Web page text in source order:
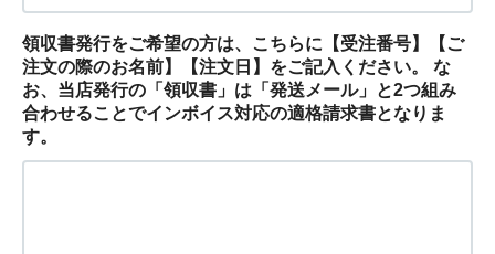
領収書発行をご希望の方は、こちらに【受注番号】【ご
注文の際のお名前】【注文日】をご記入ください。 な
お、当店発行の「領収書」は「発送メール」と2つ組み
合わせることでインボイス対応の適格請求書となりま
す。